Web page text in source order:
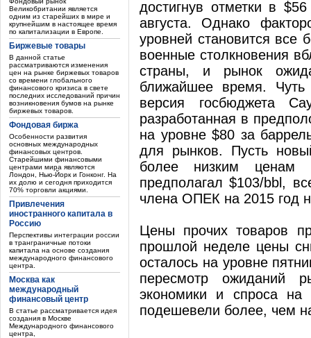
Великобритании является
одним из старейших в мире и
крупнейшим в настоящее время
по капитализации в Европе.
Биржевые товары
В данной статье
рассматриваются изменения
цен на рынке биржевых товаров
со времени глобального
финансового кризиса в свете
последних исследований причин
возникновения бумов на рынке
биржевых товаров.
Фондовая биржа
Особенности развития
основных международных
финансовых центров.
Старейшими финансовыми
центрами мира являются
Лондон, Нью-Йорк и Гонконг. На
их долю и сегодня приходится
70% торговли акциями.
Привлечения
иностранного капитала в
Россию
Перспективы интеграции россии
в транграничные потоки
капитала на основе создания
международного финансового
центра.
Москва как
международный
финансовый центр
В статье рассматривается идея
создания в Москве
Международного финансового
центра,
достигнув отметки в
августа. Однако
уровней становится все
военные столкновения
страны, и рынок
ближайшее время. Чуть
версия госбюджета
разработанная в
на уровне $80 за
для рынков. Пусть
более низким
предполагал $103/bbl,
члена ОПЕК на 2015 год
Цены прочих товаров
прошлой неделе цены
осталось на уровне
пересмотр ожиданий
экономики и спроса
подешевели более, чем